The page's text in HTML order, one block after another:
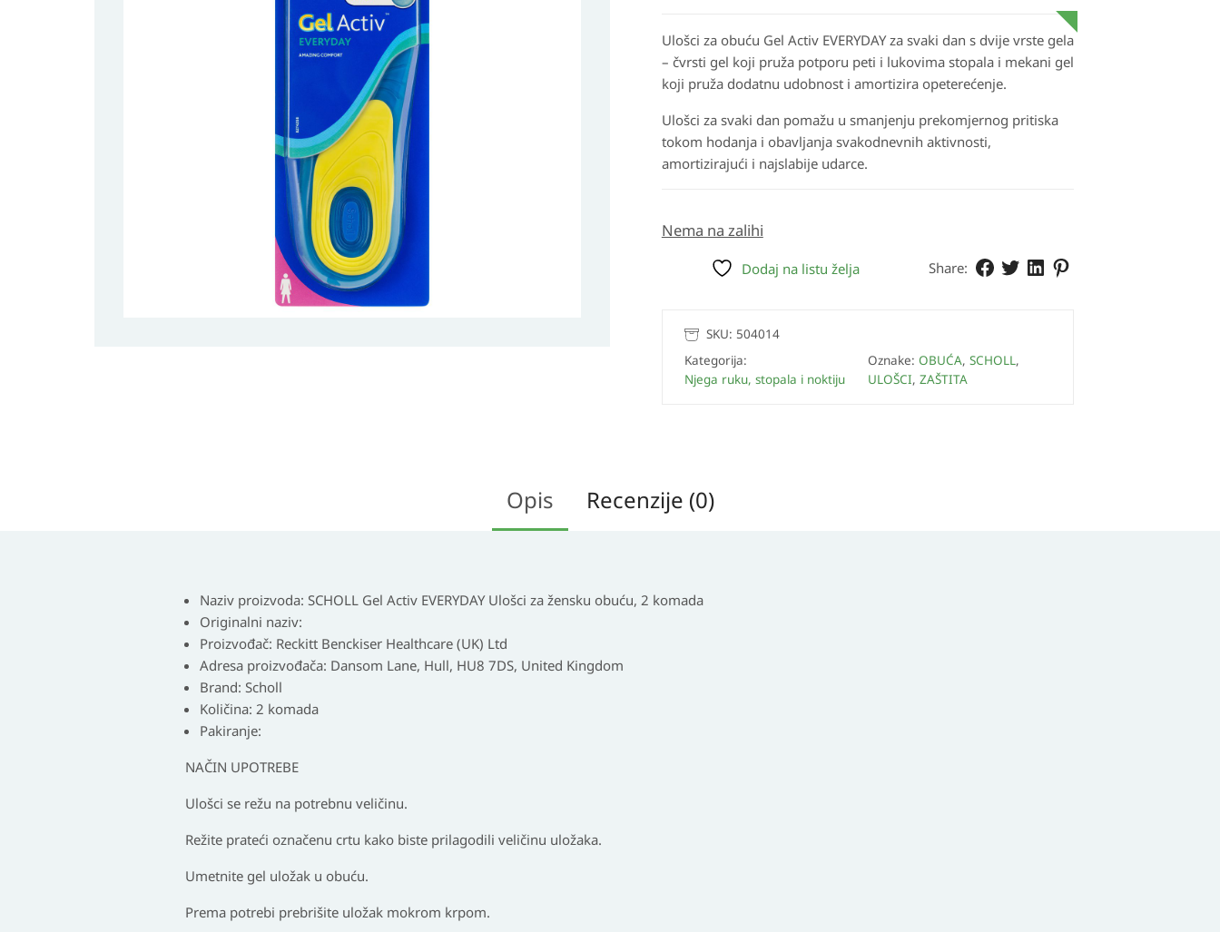
Ulošci za obuću Gel Activ EVERYDAY za svaki dan s dvije vrste gela
– čvrsti gel koji pruža potporu peti i lukovima stopala i mekani gel
koji pruža dodatnu udobnost i amortizira opeterećenje.
Ulošci za svaki dan pomažu u smanjenju prekomjernog pritiska
tokom hodanja i obavljanja svakodnevnih aktivnosti,
amortizirajući i najslabije udarce.
Nema na zalihi
Share:
Dodaj na listu želja
SKU: 504014
Kategorija:
Njega ruku, stopala i noktiju
Oznake: OBUĆA, SCHOLL,
ULOŠCI, ZAŠTITA
Opis Recenzije (0)
Naziv proizvoda: SCHOLL Gel Activ EVERYDAY Ulošci za žensku obuću, 2 komada
Originalni naziv:
Proizvođač: Reckitt Benckiser Healthcare (UK) Ltd
Adresa proizvođača: Dansom Lane, Hull, HU8 7DS, United Kingdom
Brand: Scholl
Količina: 2 komada
Pakiranje:
NAČIN UPOTREBE
Ulošci se režu na potrebnu veličinu.
Režite prateći označenu crtu kako biste prilagodili veličinu uložaka.
Umetnite gel uložak u obuću.
Prema potrebi prebrišite uložak mokrom krpom.